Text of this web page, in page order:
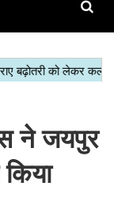
ने जयपुर